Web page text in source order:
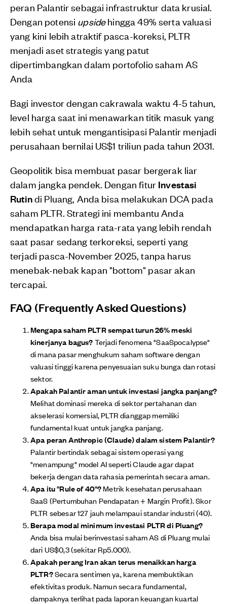
peran Palantir sebagai infrastruktur data krusial.
Dengan potensi upsidehingga 49% serta valuasi
yang kini lebih atraktif pasca-koreksi, PLTR
menjadi aset strategis yang patut
dipertimbangkan dalam portofolio saham AS
Anda
Bagi investor dengan cakrawala waktu 4-5 tahun,
level harga saat ini menawarkan titik masuk yang
lebih sehat untuk mengantisipasi Palantir menjadi
perusahaan bernilai US$1 triliun pada tahun 2031.
Geopolitik bisa membuat pasar bergerak liar
dalam jangka pendek. Dengan fitur Investasi
Rutindi Pluang, Anda bisa melakukan DCA pada
saham PLTR. Strategi ini membantu Anda
mendapatkan harga rata-rata yang lebih rendah
saat pasar sedang terkoreksi, seperti yang
terjadi pasca-November 2025, tanpa harus
menebak-nebak kapan "bottom" pasar akan
tercapai.
FAQ (Frequently Asked Questions)
Mengapa saham PLTR sempat turun 26% meski
kinerjanya bagus?Terjadi fenomena "SaaSpocalypse"
di mana pasar menghukum saham software dengan
valuasi tinggi karena penyesuaian suku bunga dan rotasi
sektor.
Apakah Palantir aman untuk investasi jangka panjang?
Melihat dominasi mereka di sektor pertahanan dan
akselerasi komersial, PLTR dianggap memiliki
fundamental kuat untuk jangka panjang.
Apa peran Anthropic (Claude) dalam sistem Palantir?
Palantir bertindak sebagai sistem operasi yang
"menampung" model AI seperti Claude agar dapat
bekerja dengan data rahasia pemerintah secara aman.
Apa itu "Rule of 40"?Metrik kesehatan perusahaan
SaaS (Pertumbuhan Pendapatan + Margin Profit). Skor
PLTR sebesar 127 jauh melampaui standar industri (40).
Berapa modal minimum investasi PLTR di Pluang?
Anda bisa mulai berinvestasi saham AS di Pluang mulai
dari US$0,3 (sekitar Rp5.000).
Apakah perang Iran akan terus menaikkan harga
PLTR?Secara sentimen ya, karena membuktikan
efektivitas produk. Namun secara fundamental,
dampaknya terlihat pada laporan keuangan kuartal